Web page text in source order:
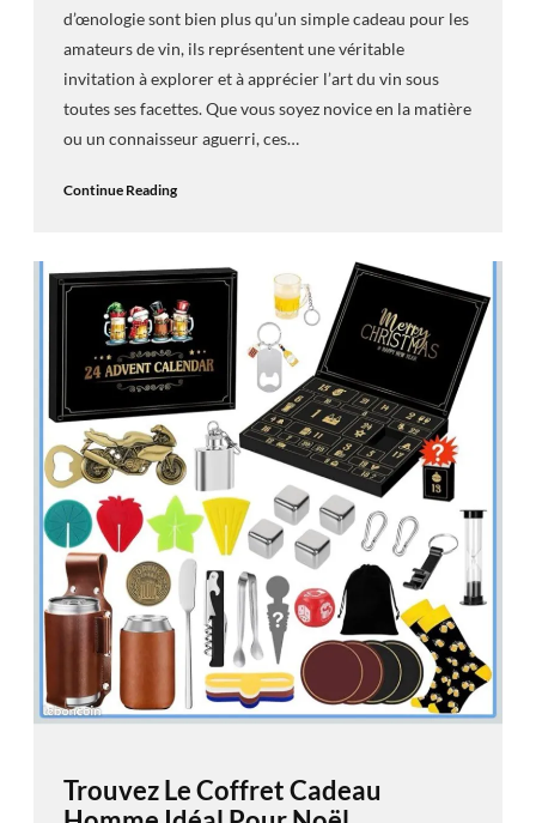
d’œnologie sont bien plus qu’un simple cadeau pour les
amateurs de vin, ils représentent une véritable
invitation à explorer et à apprécier l’art du vin sous
toutes ses facettes. Que vous soyez novice en la matière
ou un connaisseur aguerri, ces…
Continue Reading
Trouvez Le Coffret Cadeau